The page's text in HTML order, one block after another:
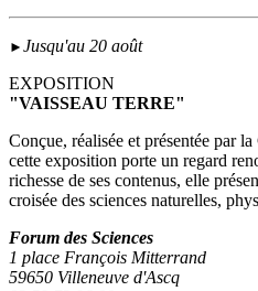
► Jusqu'au 20 août
EXPOSITION
"VAISSEAU TERRE"
Conçue, réalisée et présentée par
cette exposition porte un regard
richesse de ses contenus, elle
croisée des sciences naturelles,
Forum des Sciences
1 place François Mitterrand
59650 Villeneuve d'Ascq